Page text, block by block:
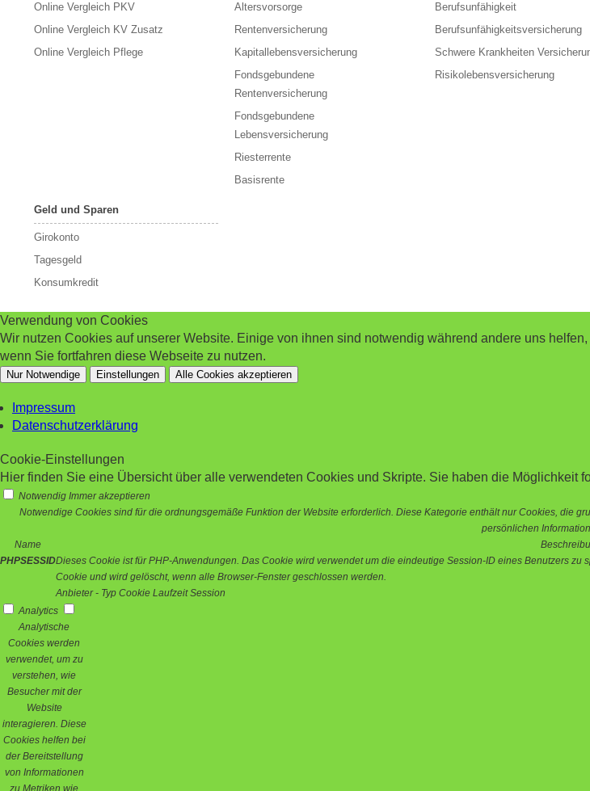
Online Vergleich PKV
Online Vergleich KV Zusatz
Online Vergleich Pflege
Altersvorsorge
Rentenversicherung
Kapitallebensversicherung
Fondsgebundene
Rentenversicherung
Fondsgebundene
Lebensversicherung
Riesterrente
Basisrente
Berufs­unfähigkeit
Berufsunfähigkeitsversicherung
Schwere Krankheiten
Risikolebensversicherung
Geld und Sparen
Girokonto
Tagesgeld
Konsumkredit
Verwendung von Cookies
Wir nutzen Cookies auf unserer Website. Einige von ihnen sind notwendig während andere uns
wenn Sie fortfahren diese Webseite zu nutzen.
Nur Notwendige Einstellungen Alle Cookies akzeptieren
Impressum
Datenschutzerklärung
Cookie-Einstellungen
Hier finden Sie eine Übersicht über alle verwendeten Cookies und Skripte. Sie haben die Möglichkeit
Notwendig Immer akzeptieren
Notwendige Cookies sind für die ordnungsgemäße Funktion der Website erforderlich. Diese Kategorie enthält nur Cookies, die
persönlichen
Name
PHPSESSIDDieses Cookie ist für PHP-Anwendungen. Das Cookie wird verwendet um die eindeutige Session-ID eines Benutzers
Cookie und wird gelöscht, wenn alle Browser-Fenster geschlossen werden.
Anbieter - Typ Cookie Laufzeit Session
Analytics
Analytische
Cookies werden
verwendet, um zu
verstehen, wie
Besucher mit der
Website
interagieren. Diese
Cookies helfen bei
der Bereitstellung
von Informationen
zu Metriken wie